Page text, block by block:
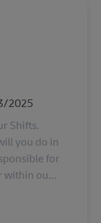
2025
Shifts.
you do in
for
within ou...